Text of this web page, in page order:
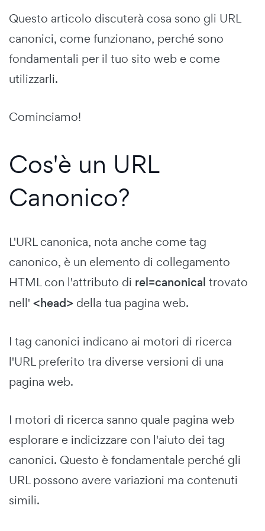
Questo articolo discuterà cosa sono gli URL
canonici, come funzionano, perché sono
fondamentali per il tuo sito web e come
utilizzarli.
Cominciamo!
Cos'è un URL
Canonico?
L'URL canonica, nota anche come tag
canonico, è un elemento di collegamento
HTML con l'attributo di rel=canonical trovato
nell' <head> della tua pagina web.
I tag canonici indicano ai motori di ricerca
l'URL preferito tra diverse versioni di una
pagina web.
I motori di ricerca sanno quale pagina web
esplorare e indicizzare con l'aiuto dei tag
canonici. Questo è fondamentale perché gli
URL possono avere variazioni ma contenuti
simili.